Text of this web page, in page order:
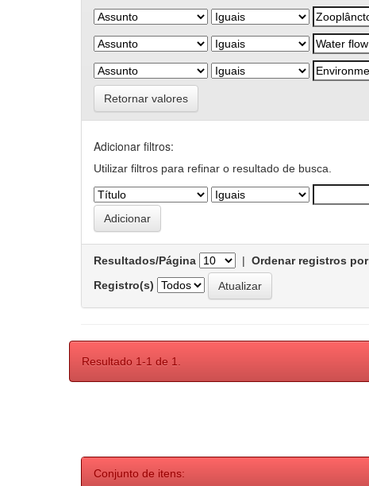
Retornar valores
Adicionar filtros:
Utilizar filtros para refinar o resultado de busca.
Resultados/Página | Ordenar registros por
Registro(s)
Resultado 1-1 de 1.
Conjunto de itens: